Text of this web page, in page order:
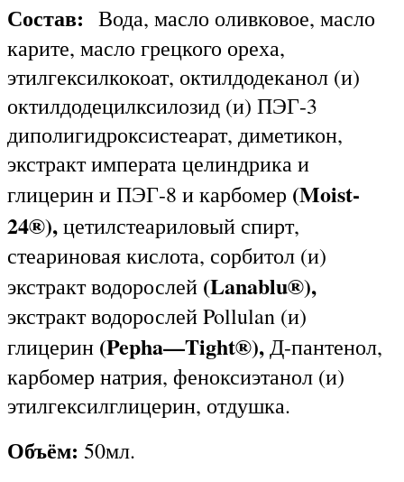
Состав: Вода, масло оливковое, масло
карите, масло грецкого ореха,
этилгексилкокоат, октилдодеканол (и)
октилдодецилксилозид (и) ПЭГ-3
диполигидроксистеарат, диметикон,
экстракт императа целиндрика и
глицерин и ПЭГ-8 и карбомер (Moist-
24®),цетилстеариловый спирт,
стеариновая кислота, сорбитол (и)
экстракт водорослей (Lanablu®),
экстракт водорослей Pollulan (и)
глицерин (Pepha—Tight®),Д-пантенол,
карбомер натрия, феноксиэтанол (и)
этилгексилглицерин, отдушка.
Объём: 50мл.